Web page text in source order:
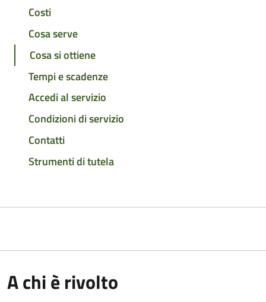
Costi
Cosa serve
Cosa si ottiene
Tempi e scadenze
Accedi al servizio
Condizioni di servizio
Contatti
Strumenti di tutela
A chi è rivolto